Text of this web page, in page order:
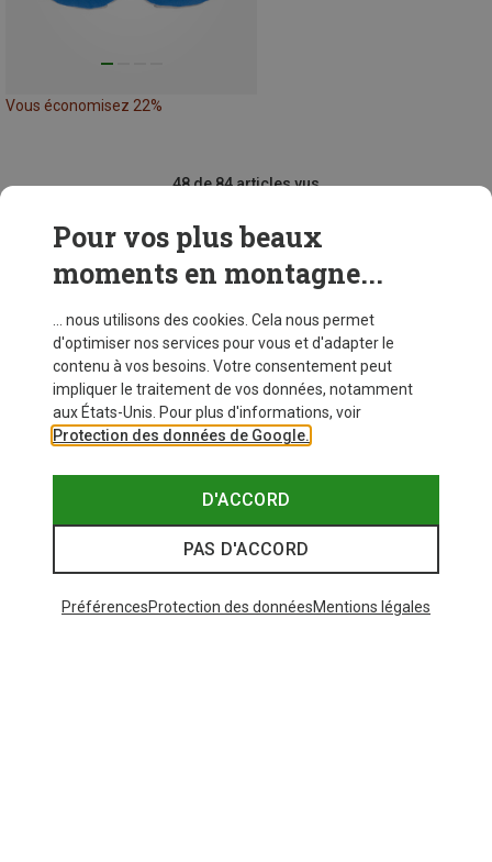
Vous économisez 22%
VOIR PLUS D'ARTICLES
48 de 84 articles vus
Similaires à ceux vus récemment
Pour vos plus beaux
moments en montagne...
... nous utilisons des cookies. Cela nous permet
d'optimiser nos services pour vous et d'adapter le
contenu à vos besoins. Votre consentement peut
impliquer le traitement de vos données, notamment
aux États-Unis. Pour plus d'informations, voir
Protection des données de Google.
D'ACCORD
PAS D'ACCORD
PréférencesProtection des donnéesMentions légales